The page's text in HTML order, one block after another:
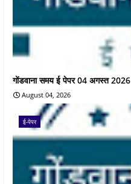
गोंडवाना समय ई पेपर 04 अगस्त 2026
August 04, 2026
ई-पेपर